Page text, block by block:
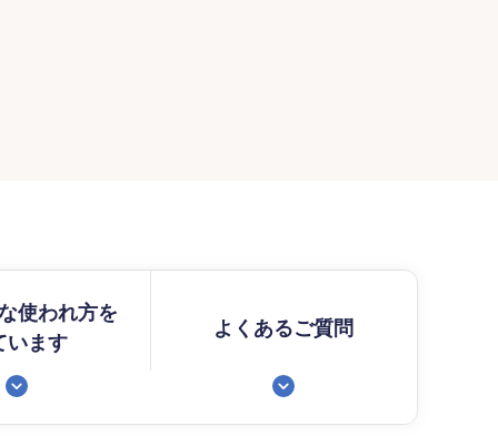
使われ方を
います
よくあるご質問